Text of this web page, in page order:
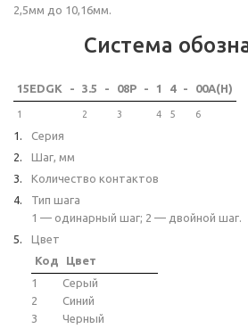
2,5мм до 10,16мм.
Система
15EDGK - 3.5 - 08P - 1 4 - 00A(H)
1 2 3 4 5 6
Серия
Шаг, мм
Количество контактов
Тип шага
1 — одинарный шаг; 2 — двойной шаг.
Цвет
Код
Цвет
1
Серый
2
Синий
3
Черный